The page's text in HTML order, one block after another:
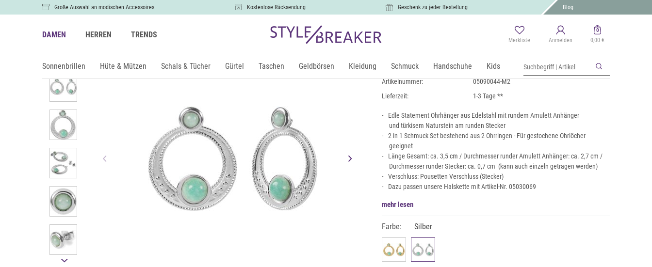
Große Auswahl an modischen Accessoires Kostenlose Rücksendung Geschenk zu jeder Bestellung Blog
DAMEN HERREN TRENDS
Merkliste Anmelden
0
0,00 €
Sonnenbrillen Hüte & Mützen Schals & Tücher Gürtel Taschen Geldbörsen Kleidung Schmuck Handschuhe Kids
2 in 1 Statement Ohrringe mit Amulett Anhänger
15,99 €
inkl. MwSt., zzgl.Versand
Artikelnummer:
05090044-M2
Lieferzeit:
1-3 Tage **
Edle Statement Ohrhänger aus Edelstahl mit rundem Amulett Anhänger
und türkisem Naturstein am runden Stecker
2 in 1 Schmuck Set bestehend aus 2 Ohrringen - Für gestochene Ohrlöcher
geeignet
Länge Gesamt: ca. 3,5 cm / Durchmesser runder Amulett Anhänger: ca. 2,7 cm /
Durchmesser runder Stecker: ca. 0,7 cm (kann auch einzeln getragen werden)
Verschluss: Pousetten Verschluss (Stecker)
Dazu passen unsere Halskette mit Artikel-Nr. 05030069
mehr lesen
Farbe: Silber